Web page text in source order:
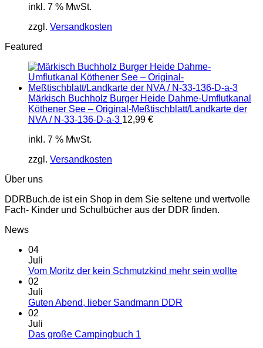
inkl. 7 % MwSt.
zzgl. Versandkosten
Featured
Märkisch Buchholz Burger Heide Dahme-Umflutkanal
Köthener See – Original-Meßtischblatt/Landkarte der
NVA / N-33-136-D-a-3 12,99 €
inkl. 7 % MwSt.
zzgl. Versandkosten
Über uns
DDRBuch.de ist ein Shop in dem Sie seltene und wertvolle
Fach- Kinder und Schulbücher aus der DDR finden.
News
04
Juli
Vom Moritz der kein Schmutzkind mehr sein wollte
02
Juli
Guten Abend, lieber Sandmann DDR
02
Juli
Das große Campingbuch 1